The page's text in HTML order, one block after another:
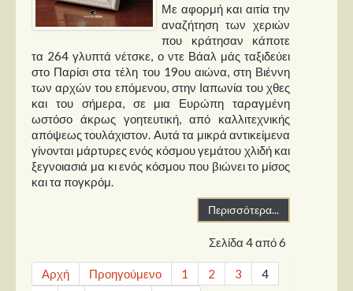
Με αφορμή και αιτία την
αναζήτηση των χεριών
που κράτησαν κάποτε
τα 264 γλυπτά νέτσκε, ο ντε Βάαλ μάς ταξιδεύει
στο Παρίσι στα τέλη του 19ου αιώνα, στη Βιέννη
των αρχών του επόμενου, στην Ιαπωνία του χθες
και του σήμερα, σε μια Ευρώπη ταραγμένη
ωστόσο άκρως γοητευτική, από καλλιτεχνικής
απόψεως τουλάχιστον. Αυτά τα μικρά αντικείμενα
γίνονται μάρτυρες ενός κόσμου γεμάτου χλιδή και
ξεγνοιασιά μα κι ενός κόσμου που βιώνει το μίσος
και τα πογκρόμ.
Περισσότερα...
Σελίδα 4 από 6
Αρχή Προηγούμενο 1 2 3
4